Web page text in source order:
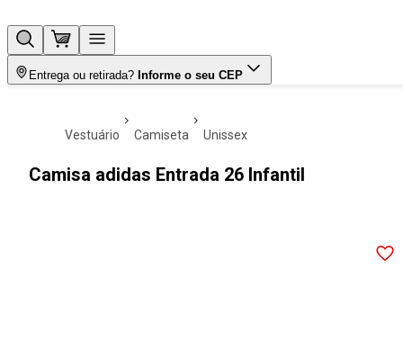
Entrega ou retirada? Informe o seu CEP
vestuário camiseta unissex
Camisa adidas Entrada 26 Infantil